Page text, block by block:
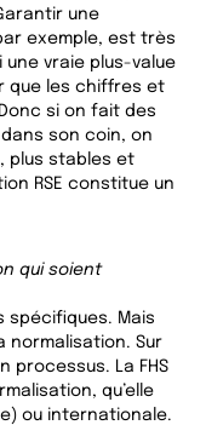
une
exemple, est très
une vraie plus-value
que les chiffres et
si on fait des
son coin, on
plus stables et
RSE constitue un
qui soient
spécifiques. Mais
normalisation. Sur
processus. La FHS
qu’elle
ou internationale.